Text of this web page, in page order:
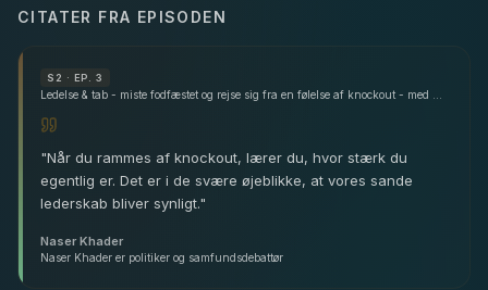
CITATER FRA EPISODEN
S 2 · EP. 3
"Når du rammes af knockout, lærer du, hvor stærk du
egentlig er. Det er i de svære øjeblikke, at vores sande
lederskab bliver synligt."
Naser Khader
Naser Khader er politiker og samfundsdebattør